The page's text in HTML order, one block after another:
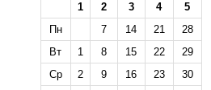
1 2 3 4
5
Пн
7 14 21
28
Вт
1 8 15 22
29
Ср
2 9 16 23
30